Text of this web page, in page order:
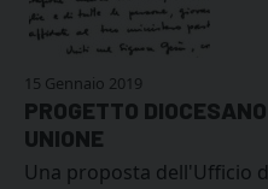
15 Gennaio 2019
PROGETTO
UNIONE
Una proposta dell'Ufficio